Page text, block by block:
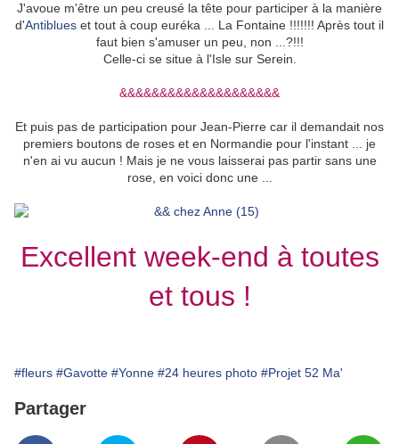
J'avoue m'être un peu creusé la tête pour participer à la manière
d'Antiblues et tout à coup euréka ... La Fontaine !!!!!!! Après tout il
faut bien s'amuser un peu, non ...?!!!
Celle-ci se situe à l'Isle sur Serein.
&&&&&&&&&&&&&&&&&&&&
Et puis pas de participation pour Jean-Pierre car il demandait nos
premiers boutons de roses et en Normandie pour l'instant ... je
n'en ai vu aucun ! Mais je ne vous laisserai pas partir sans une
rose, en voici donc une ...
Excellent week-end à toutes
et tous !
#fleurs #Gavotte #Yonne #24 heures photo #Projet 52 Ma'
Partager